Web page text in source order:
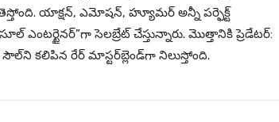
యాక్షన్, ఎమోషన్, హ్యూమర్ అన్నీ పర్ఫెక్ట్
ఎంటర్టైనర్”గా సెలబ్రేట్ చేస్తున్నారు. మొత్తానికి ప్రెడేటర్:
కలిపిన రేర్ మాస్టర్‌బ్లెండ్‌గా నిలుస్తోంది.